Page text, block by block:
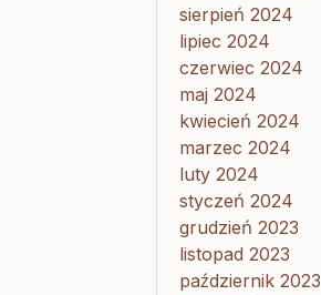
sierpień 2024
lipiec 2024
czerwiec 2024
maj 2024
kwiecień 2024
marzec 2024
luty 2024
styczeń 2024
grudzień 2023
listopad 2023
październik 2023